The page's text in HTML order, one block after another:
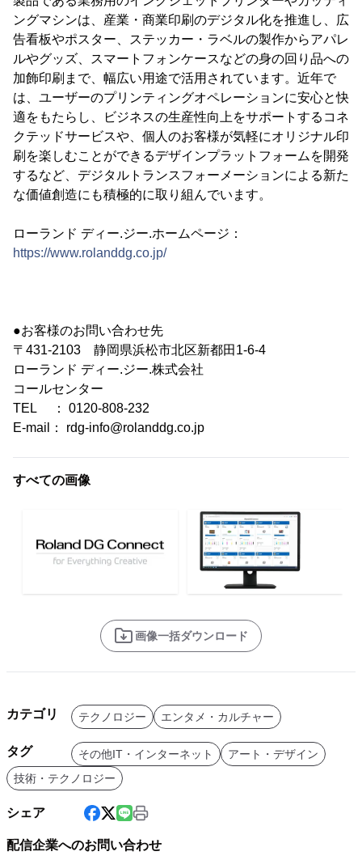
ングマシンは、産業・商業印刷のデジタル化を推進し、広
告看板やポスター、ステッカー・ラベルの製作からアパレ
ルやグッズ、スマートフォンケースなどの身の回り品への
加飾印刷まで、幅広い用途で活用されています。近年で
は、ユーザーのプリンティングオペレーションに安心と快
適をもたらし、ビジネスの生産性向上をサポートするコネ
クテッドサービスや、個人のお客様が気軽にオリジナル印
刷を楽しむことができるデザインプラットフォームを開発
するなど、デジタルトランスフォーメーションによる新た
な価値創造にも積極的に取り組んでいます。
ローランド ディー.ジー.ホームページ：
https://www.rolanddg.co.jp/
●お客様のお問い合わせ先
〒431-2103 静岡県浜松市北区新都田1-6-4
ローランド ディー.ジー.株式会社
コールセンター
TEL ： 0120-808-232
E-mail： rdg-info@rolanddg.co.jp
すべての画像
画像一括ダウンロード
カテゴリ テクノロジー エンタメ・カルチャー
タグ その他IT・インターネット
アート・デザイン
技術・テクノロジー
シェア
配信企業へのお問い合わせ